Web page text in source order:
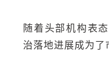
随着头部机构表
治落地进展成为了